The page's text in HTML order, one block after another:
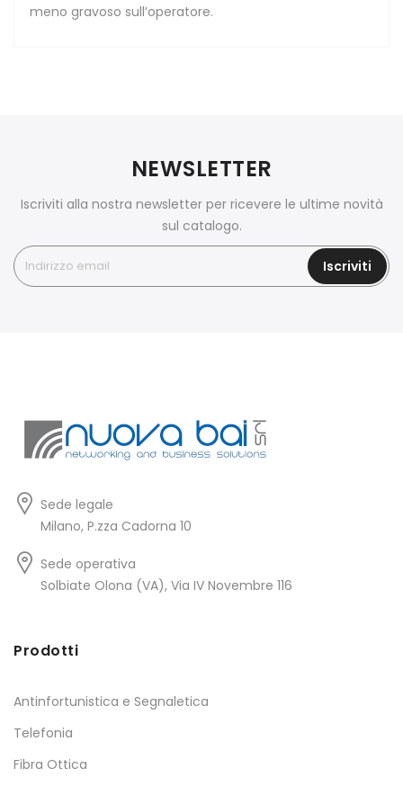
meno gravoso sull’operatore.
NEWSLETTER
Iscriviti alla nostra newsletter per ricevere le ultime novità
sul catalogo.
Iscriviti
Sede legale
Milano, P.zza Cadorna 10
Sede operativa
Solbiate Olona (VA), Via IV Novembre 116
Prodotti
Antinfortunistica e Segnaletica
Telefonia
Fibra Ottica